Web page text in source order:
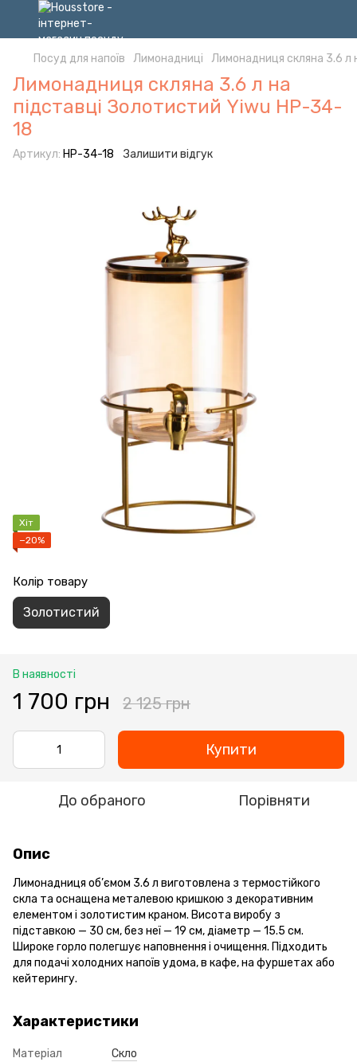
Посуд для напоїв Лимонадниці Лимонадниця скляна 3.6 л
Лимонадниця скляна 3.6 л на
підставці Золотистий Yiwu HP-34-
18
Артикул: HP-34-18 Залишити відгук
Хіт
−20%
Колір товару
Золотистий
В наявності
1 700 грн 2 125 грн
Купити
До обраного Порівняти
Опис
Лимонадниця об’ємом 3.6 л виготовлена з термостійкого
скла та оснащена металевою кришкою з декоративним
елементом і золотистим краном. Висота виробу з
підставкою — 30 см, без неї — 19 см, діаметр — 15.5 см.
Широке горло полегшує наповнення і очищення. Підходить
для подачі холодних напоїв удома, в кафе, на фуршетах або
кейтерингу.
Характеристики
Матеріал
Скло